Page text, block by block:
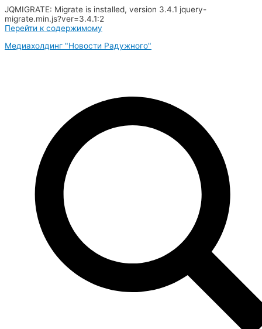
JQMIGRATE: Migrate is installed, version 3.4.1 jquery-
migrate.min.js?ver=3.4.1:2
Перейти к содержимому
Медиахолдинг "Новости Радужного"